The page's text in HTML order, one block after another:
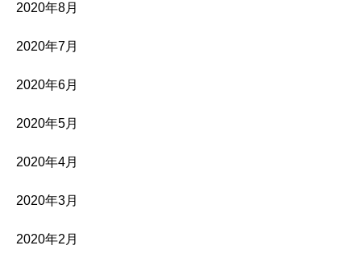
2020年8月
2020年7月
2020年6月
2020年5月
2020年4月
2020年3月
2020年2月